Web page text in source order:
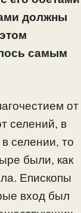
должны
самым
от
селений, в
селении, то
были, как
Епископы
вход был